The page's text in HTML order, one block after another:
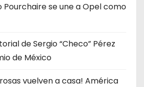
Pourchaire se une a Opel como
de Sergio “Checo” Pérez
de México
vuelven a casa! América